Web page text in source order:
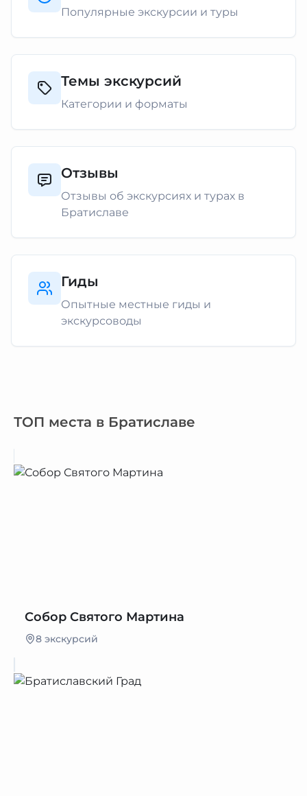
Популярные экскурсии и туры
Темы экскурсий
Категории и форматы
Отзывы
Отзывы об экскурсиях и турах в
Братиславе
Гиды
Опытные местные гиды и
экскурсоводы
ТОП места в Братиславе
Собор Святого Мартина
8 экскурсий